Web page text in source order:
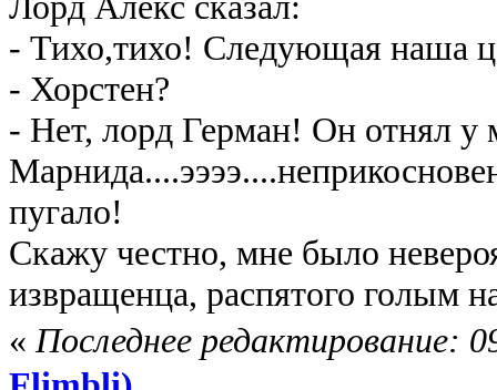
- Тихо,тихо! Следующая наша
- Хорстен?
- Нет, лорд Герман! Он отнял у
пугало!
Скажу честно, мне было
извращенца, распятого голым
« Последнее редактирование: